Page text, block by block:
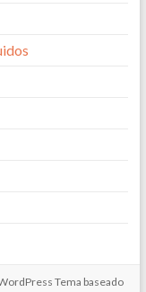
Tema baseado